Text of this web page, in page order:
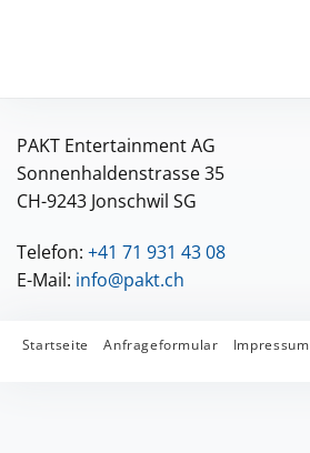
PAKT Entertainment AG
Sonnenhaldenstrasse 35
CH-9243 Jonschwil SG
Telefon: +41 71 931 43 08
E-Mail: info@pakt.ch
Startseite Anfrageformular Impressum